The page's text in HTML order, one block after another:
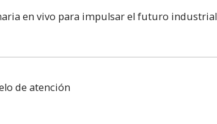
en vivo para impulsar el futuro industrial
de atención